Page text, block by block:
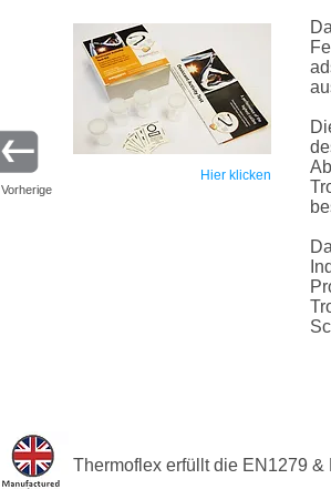
Vorherige
Hier klicken
Thermoflex erfüllt die EN1279 &